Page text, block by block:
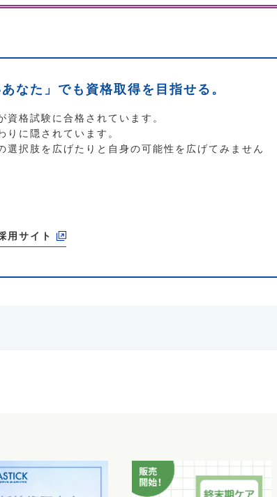
なた」でも資格取得を目指せる。
格試験に合格されています。
りに隠されています。
選択肢を広げたりと自身の可能性を広げてみません
用サイト